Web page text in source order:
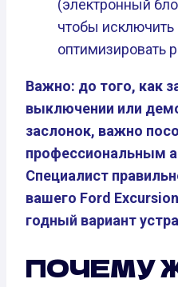
(электронный
чтобы исключить
оптимизировать
Важно: до того, как
выключении или
заслонок, важно
профессиональным
Специалист
вашего Ford
годный вариант
ПОЧЕМУ